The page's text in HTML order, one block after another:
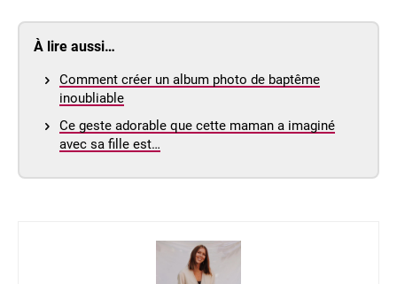
À lire aussi…
Comment créer un album photo de baptême
inoubliable
Ce geste adorable que cette maman a imaginé
avec sa fille est…